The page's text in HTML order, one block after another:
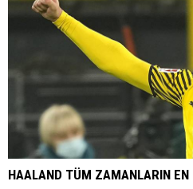
HAALAND TÜM ZAMANLARIN